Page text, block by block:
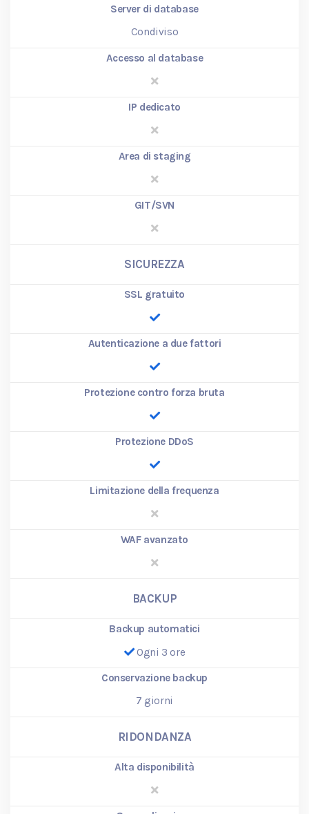
Server di database
Condiviso
Accesso al database
IP dedicato
Area di staging
GIT/SVN
SICUREZZA
SSL gratuito
Autenticazione a due fattori
Protezione contro forza bruta
Protezione DDoS
Limitazione della frequenza
WAF avanzato
BACKUP
Backup automatici
Ogni 3 ore
Conservazione backup
7 giorni
RIDONDANZA
Alta disponibilità